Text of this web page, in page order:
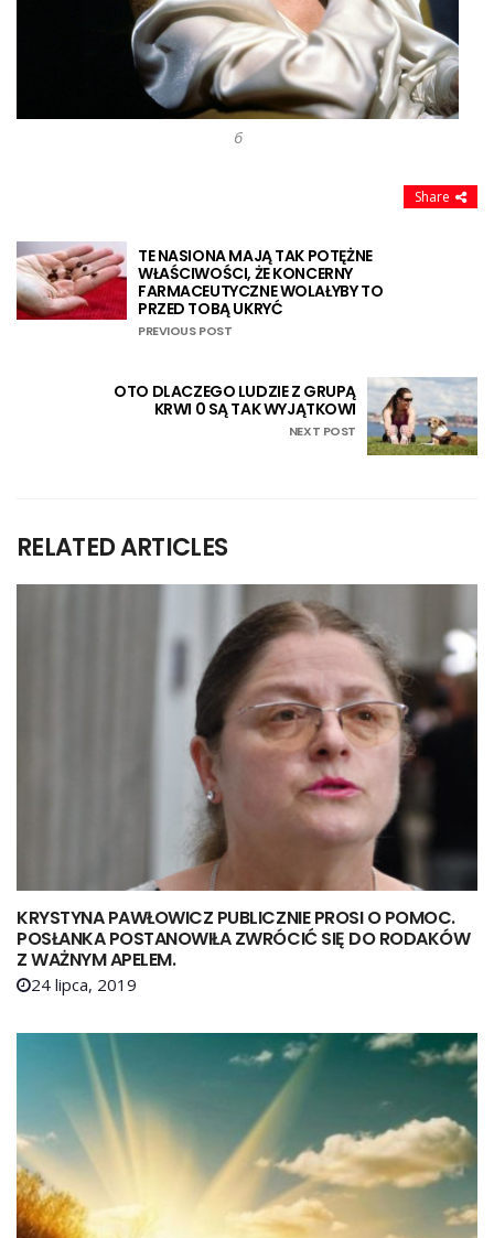
6
Share
TE NASIONA MAJĄ TAK POTĘŻNE
WŁAŚCIWOŚCI, ŻE KONCERNY
FARMACEUTYCZNE WOLAŁYBY TO
PRZED TOBĄ UKRYĆ
PREVIOUS POST
OTO DLACZEGO LUDZIE Z GRUPĄ
KRWI 0 SĄ TAK WYJĄTKOWI
NEXT POST
RELATED ARTICLES
KRYSTYNA PAWŁOWICZ PUBLICZNIE PROSI O POMOC.
POSŁANKA POSTANOWIŁA ZWRÓCIĆ SIĘ DO RODAKÓW
Z WAŻNYM APELEM.
24 lipca, 2019